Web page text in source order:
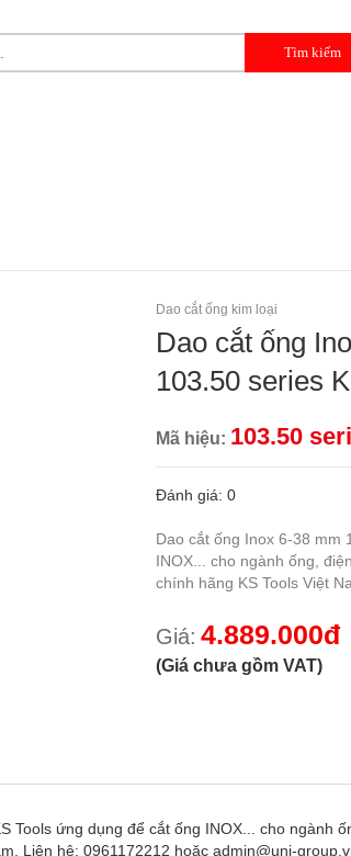
Dao cắt ống kim loại
Dao cắt ống
103.50 series
Mã hiệu: 103.50
Đánh giá: 0
Dao cắt ống Inox 6-38 mm
INOX... cho ngành ống,
chính hãng KS Tools Việt
Giá: 4.889.000đ
(Giá chưa gồm VAT)
Tools ứng dụng để cắt ống INOX... cho ngành
Liên hệ: 0961172212 hoặc admin@uni-